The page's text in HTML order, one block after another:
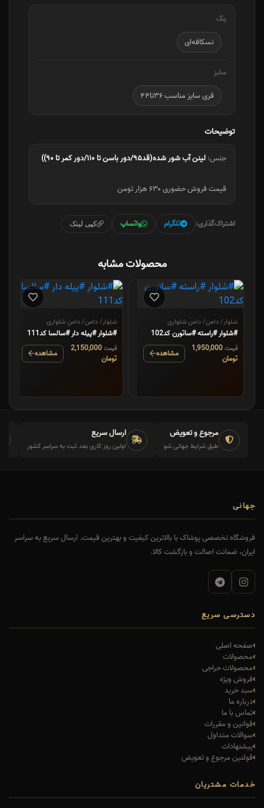
رنگ
نسکافه‌ای
سایز
فری سایز مناسب ۳۶تا۴۴
توضیحات
جنس:لینن آب شور شده(قد۹۵/دور باسن تا ۱۱۰/دور کمر تا ۹۰))
قیمت فروش حضوری ۶۳۰ هزار تومن
اشتراک‌گذاری: تلگرام واتساپ کپی لینک
محصولات مشابه
شلوار/ دامن/ دامن شلواری
#شلوار #راسته #ساتورن کد102
قیمت1,950,000
تومان
مشاهده
شلوار/ دامن/ دامن شلواری
#شلوار #پیله دار #سالسا کد111
قیمت 2,150,000
تومان
مشاهده
مرجوع و تعویض
طبق شرایط جهانی شو
ارسال سریع
اولین روز کاری بعد ثبت به سراسر کشور
جهانی
فروشگاه تخصصی پوشاک با بالاترین کیفیت و بهترین قیمت. ارسال سریع به سراسر
ایران، ضمانت اصالت و بازگشت کالا.
دسترسی سریع
صفحه اصلی
محصولات
محصولات حراجی
فروش ویژه
سبد خرید
درباره ما
تماس با ما
قوانین و مقررات
سوالات متداول
پیشنهادات
قولنین مرجوع و تعویض
خدمات مشتریان